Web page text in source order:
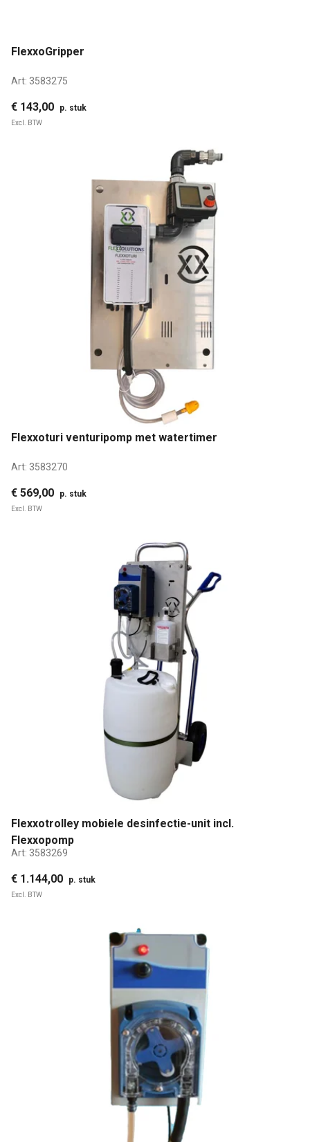
FlexxoGripper
Art: 3583275
€ 143,00 p. stuk
Excl. BTW
Flexxoturi venturipomp met watertimer
Art: 3583270
€ 569,00 p. stuk
Excl. BTW
Flexxotrolley mobiele desinfectie-unit incl.
Flexxopomp
Art: 3583269
€ 1.144,00 p. stuk
Excl. BTW